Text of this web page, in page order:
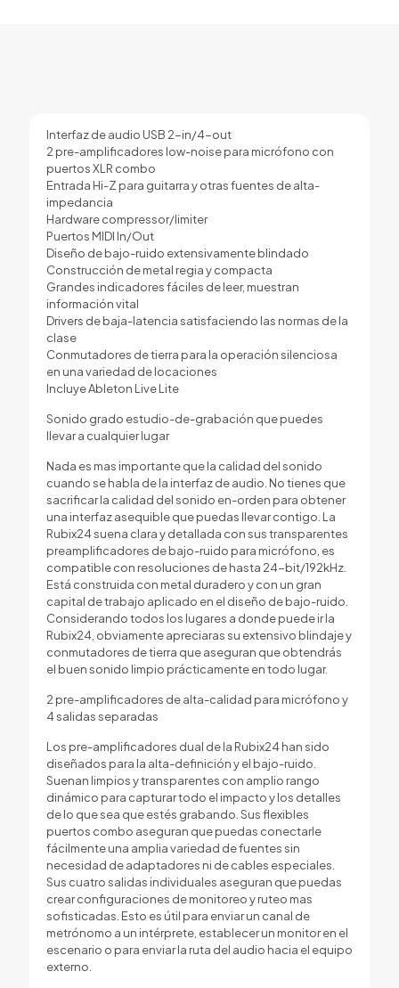
Interfaz de audio USB 2-in/4-out
2 pre-amplificadores low-noise para micrófono con
puertos XLR combo
Entrada Hi-Z para guitarra y otras fuentes de alta-
impedancia
Hardware compressor/limiter
Puertos MIDI In/Out
Diseño de bajo-ruido extensivamente blindado
Construcción de metal regia y compacta
Grandes indicadores fáciles de leer, muestran
información vital
Drivers de baja-latencia satisfaciendo las normas de la
clase
Conmutadores de tierra para la operación silenciosa
en una variedad de locaciones
Incluye Ableton Live Lite
Sonido grado estudio-de-grabación que puedes
llevar a cualquier lugar
Nada es mas importante que la calidad del sonido
cuando se habla de la interfaz de audio. No tienes que
sacrificar la calidad del sonido en-orden para obtener
una interfaz asequible que puedas llevar contigo. La
Rubix24 suena clara y detallada con sus transparentes
preamplificadores de bajo-ruido para micrófono, es
compatible con resoluciones de hasta 24-bit/192kHz.
Está construida con metal duradero y con un gran
capital de trabajo aplicado en el diseño de bajo-ruido.
Considerando todos los lugares a donde puede ir la
Rubix24, obviamente apreciaras su extensivo blindaje y
conmutadores de tierra que aseguran que obtendrás
el buen sonido limpio prácticamente en todo lugar.
2 pre-amplificadores de alta-calidad para micrófono y
4 salidas separadas
Los pre-amplificadores dual de la Rubix24 han sido
diseñados para la alta-definición y el bajo-ruido.
Suenan limpios y transparentes con amplio rango
dinámico para capturar todo el impacto y los detalles
de lo que sea que estés grabando. Sus flexibles
puertos combo aseguran que puedas conectarle
fácilmente una amplia variedad de fuentes sin
necesidad de adaptadores ni de cables especiales.
Sus cuatro salidas individuales aseguran que puedas
crear configuraciones de monitoreo y ruteo mas
sofisticadas. Esto es útil para enviar un canal de
metrónomo a un intérprete, establecer un monitor en el
escenario o para enviar la ruta del audio hacia el equipo
externo.